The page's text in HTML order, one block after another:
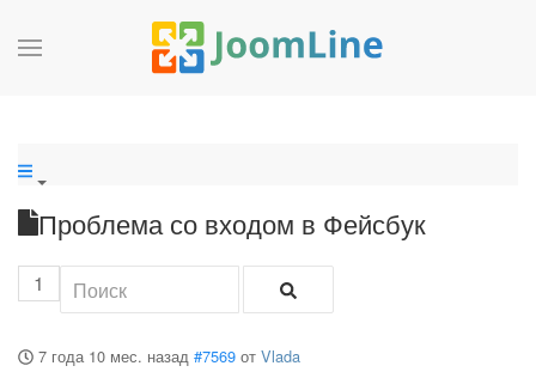
Проблема со входом в Фейсбук
1
7 года 10 мес. назад #7569 от Vlada